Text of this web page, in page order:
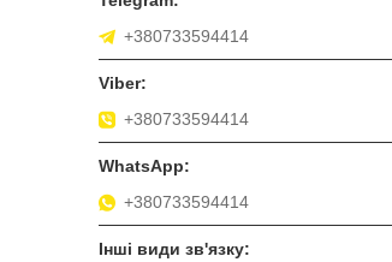
+380733594414
+380733594414
+380733594414